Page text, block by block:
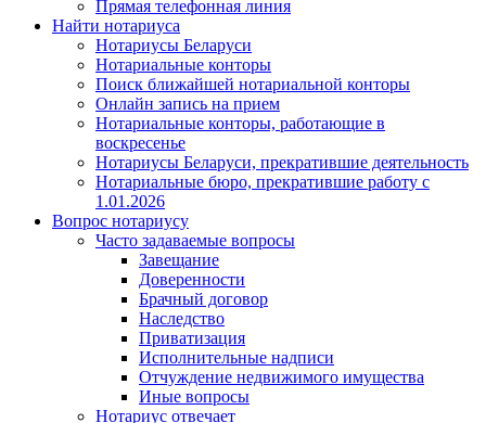
Прямая телефонная линия
Найти нотариуса
Нотариусы Беларуси
Нотариальные конторы
Поиск ближайшей нотариальной конторы
Онлайн запись на прием
Нотариальные конторы, работающие в
воскресенье
Нотариусы Беларуси, прекратившие деятельность
Нотариальные бюро, прекратившие работу с
1.01.2026
Вопрос нотариусу
Часто задаваемые вопросы
Завещание
Доверенности
Брачный договор
Наследство
Приватизация
Исполнительные надписи
Отчуждение недвижимого имущества
Иные вопросы
Нотариус отвечает